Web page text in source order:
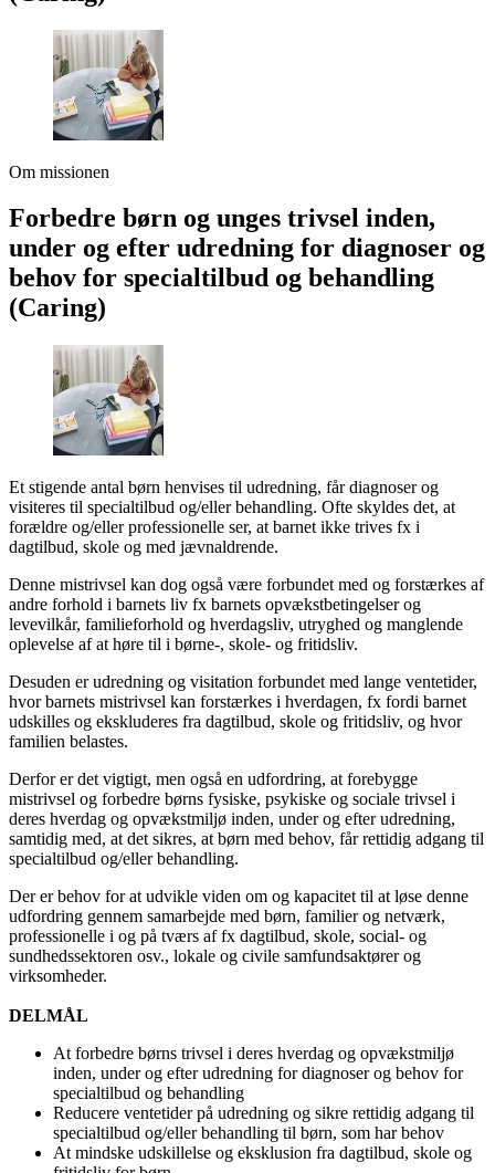
Om missionen
Forbedre børn og unges trivsel inden,
under og efter udredning for diagnoser og
behov for specialtilbud og behandling
(Caring)
Et stigende antal børn henvises til udredning, får diagnoser og
visiteres til specialtilbud og/eller behandling. Ofte skyldes det, at
forældre og/eller professionelle ser, at barnet ikke trives fx i
dagtilbud, skole og med jævnaldrende.
Denne mistrivsel kan dog også være forbundet med og forstærkes af
andre forhold i barnets liv fx barnets opvækstbetingelser og
levevilkår, familieforhold og hverdagsliv, utryghed og manglende
oplevelse af at høre til i børne-, skole- og fritidsliv.
Desuden er udredning og visitation forbundet med lange ventetider,
hvor barnets mistrivsel kan forstærkes i hverdagen, fx fordi barnet
udskilles og ekskluderes fra dagtilbud, skole og fritidsliv, og hvor
familien belastes.
Derfor er det vigtigt, men også en udfordring, at forebygge
mistrivsel og forbedre børns fysiske, psykiske og sociale trivsel i
deres hverdag og opvækstmiljø inden, under og efter udredning,
samtidig med, at det sikres, at børn med behov, får rettidig adgang til
specialtilbud og/eller behandling.
Der er behov for at udvikle viden om og kapacitet til at løse denne
udfordring gennem samarbejde med børn, familier og netværk,
professionelle i og på tværs af fx dagtilbud, skole, social- og
sundhedssektoren osv., lokale og civile samfundsaktører og
virksomheder.
DELMÅL
At forbedre børns trivsel i deres hverdag og opvækstmiljø
inden, under og efter udredning for diagnoser og behov for
specialtilbud og behandling
Reducere ventetider på udredning og sikre rettidig adgang til
specialtilbud og/eller behandling til børn, som har behov
At mindske udskillelse og eksklusion fra dagtilbud, skole og